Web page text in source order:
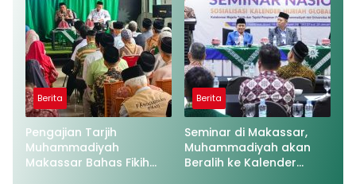
Berita
Pengajian Tarjih
Muhammadiyah
Makassar Bahas Fikih
Berita
Seminar di Makassar,
Muhammadiyah akan
Beralih ke Kalender